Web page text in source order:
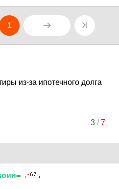
1
из-за ипотечного долга
3/7
=